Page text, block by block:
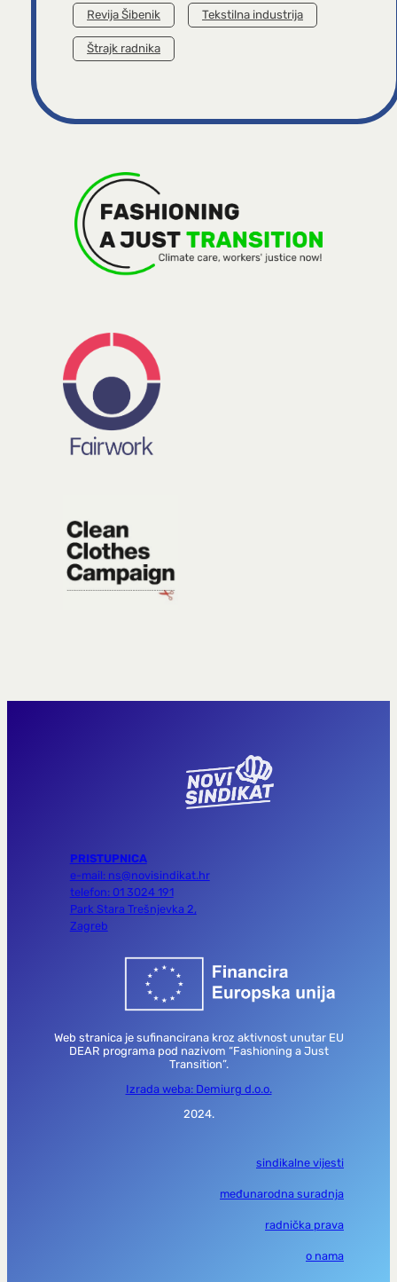
Revija Šibenik Tekstilna industrija
Štrajk radnika
PRISTUPNICA
e-mail: ns@novisindikat.hr
telefon: 01 3024 191
Park Stara Trešnjevka 2,
Zagreb
Web stranica je sufinancirana kroz aktivnost unutar EU
DEAR programa pod nazivom “Fashioning a Just
Transition”.
Izrada weba: Demiurg d.o.o.
2024.
sindikalne vijesti
međunarodna suradnja
radnička prava
o nama